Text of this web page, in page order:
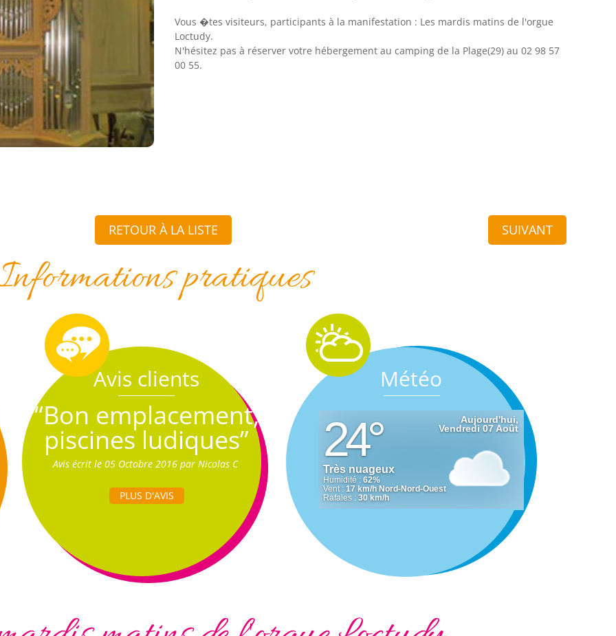
Vous �tes visiteurs, participants à la manifestation : Les mardis matins de l'orgue
Loctudy.
N'hésitez pas à réserver votre hébergement au camping de la Plage(29) au 02 98 57
00 55.
RETOUR À LA LISTE SUIVANT
pratiques
Avis clients
“Bon emplacement,
piscines ludiques”
Avis écrit le 05 Octobre 2016 par Nicolas C
PLUS D'AVIS
Météo